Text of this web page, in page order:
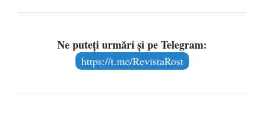
Ne puteți urmări și pe Telegram:
https://t.me/RevistaRost